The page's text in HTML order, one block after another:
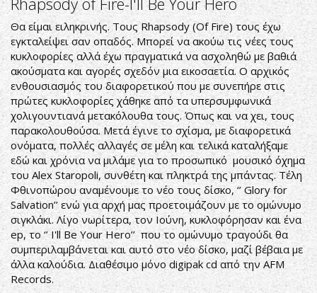
Θα είμαι ειληκρινής. Τους Rhapsody (Of Fire) τους έχω
εγκταλείψει σαν οπαδός. Μπορεί να ακούω τις νέες τους
κυκλοφορίες αλλά έχω πραγματικά να ασχοληθώ με βαθιά
ακούσματα και αγορές σχεδόν μια εικοσαετία. Ο αρχικός
ενθουσιασμός του διαφορετικού που με συνεπήρε στις
πρώτες κυκλοφορίες χάθηκε από τα υπερσυμφωνικά
χολιγουντιανά μετακόλουθα τους. Όπως και να χει, τους
παρακολουθούσα. Μετά έγινε το σχίσμα, με διαφορετικά
ονόματα, πολλές αλλαγές σε μέλη και τελικά καταλήξαμε
εδώ και χρόνια να μιλάμε για το προσωπικό μουσικό όχημα
του Alex Staropoli, συνθέτη και πληκτρά της μπάντας. Τέλη
Φθινοπώρου αναμένουμε το νέο τους δίσκο, ‘’ Glory for
Salvation’’ ενώ για αρχή μας προετοιμάζουν με το ομώνυμο
σιγκλάκι. Λίγο νωρίτερα, τον Ιούνη, κυκλοφόρησαν και ένα
ep, το ‘’ I'll Be Your Hero’’ που το ομώνυμο τραγούδι θα
συμπεριλαμβάνεται και αυτό στο νέο δίσκο, μαζί βέβαια με
άλλα καλούδια. Διαθέσιμο μόνο digipak cd από την AFM
Records.